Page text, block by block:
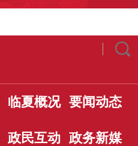
临夏概况 要闻动态
政民互动 政务新媒